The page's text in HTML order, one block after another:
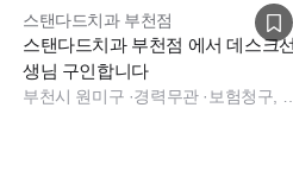
스탠다드치과 부천점
스탠다드치과 부천점 에서 데스크선
생님 구인합니다
부천시 원미구 ·경력무관·